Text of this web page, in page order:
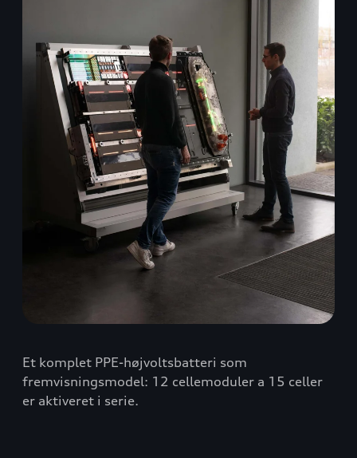
Et komplet PPE-højvoltsbatteri som
fremvisningsmodel: 12 cellemoduler a 15 celler
er aktiveret i serie.